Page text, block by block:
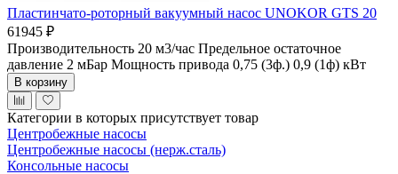
Пластинчато-роторный вакуумный насос UNOKOR GTS 20
61945 ₽
Производительность 20 м3/час Предельное остаточное
давление 2 мБар Мощность привода 0,75 (3ф.) 0,9 (1ф) кВт
В корзину
Категории в которых присутствует товар
Центробежные насосы
Центробежные насосы (нерж.сталь)
Консольные насосы